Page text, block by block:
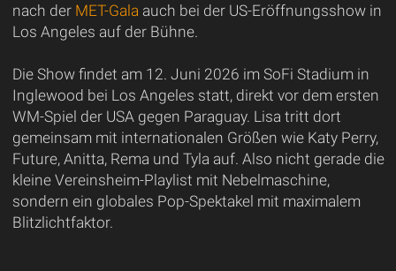
nach der MET-Gala auch bei der US-Eröffnungsshow in
Los Angeles auf der Bühne.
Die Show findet am 12. Juni 2026 im SoFi Stadium in
Inglewood bei Los Angeles statt, direkt vor dem ersten
WM-Spiel der USA gegen Paraguay. Lisa tritt dort
gemeinsam mit internationalen Größen wie Katy Perry,
Future, Anitta, Rema und Tyla auf. Also nicht gerade die
kleine Vereinsheim-Playlist mit Nebelmaschine,
sondern ein globales Pop-Spektakel mit maximalem
Blitzlichtfaktor.